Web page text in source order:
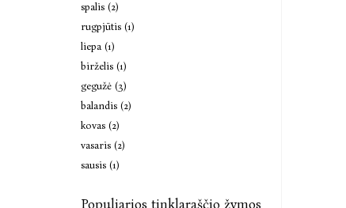
spalis (2)
rugpjūtis (1)
liepa (1)
birželis (1)
gegužė (3)
balandis (2)
kovas (2)
vasaris (2)
sausis (1)
Populiarios tinklaraščio žymos